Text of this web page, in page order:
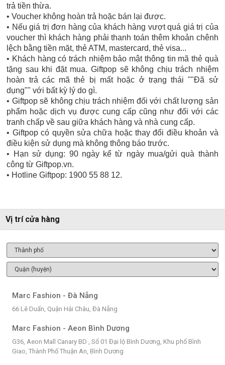
trả tiền thừa.
• Voucher không hoàn trả hoặc bán lại được.
• Nếu giá trị đơn hàng của khách hàng vượt quá giá trị của
voucher thì khách hàng phải thanh toán thêm khoản chênh
lệch bằng tiền mặt, thẻ ATM, mastercard, thẻ visa...
• Khách hàng có trách nhiệm bảo mật thông tin mã thẻ quà
tặng sau khi đặt mua. Giftpop sẽ không chịu trách nhiệm
hoàn trả các mã thẻ bị mất hoặc ở trạng thái ""Đã sử
dụng"" với bất kỳ lý do gì.
• Giftpop sẽ không chịu trách nhiệm đối với chất lượng sản
phẩm hoặc dịch vụ được cung cấp cũng như đối với các
tranh chấp về sau giữa khách hàng và nhà cung cấp.
• Giftpop có quyền sửa chữa hoặc thay đổi điều khoản và
điều kiện sử dụng mà không thông báo trước.
• Hạn sử dụng: 90 ngày kể từ ngày mua/gửi quà thành
công từ Giftpop.vn.
• Hotline Giftpop: 1900 55 88 12.
Vị trí cửa hàng
Marc Fashion - Đà Nẵng
66 Lê Duẩn, Quận Hải Châu, Đà Nẵng
Marc Fashion - Aeon Bình Dương
G36, Aeon Mall Canary BD , Số 01 Đại lộ Bình Dương, Khu phố Bình
Giao, Thành Phố Thuận An, Bình Dương